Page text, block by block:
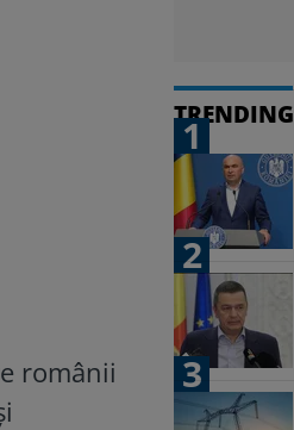
românii
TRENDING
1
2
3